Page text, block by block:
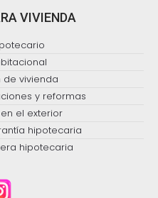
VIVIENDA
de vivienda
y reformas
el exterior
hipotecaria
hipotecaria